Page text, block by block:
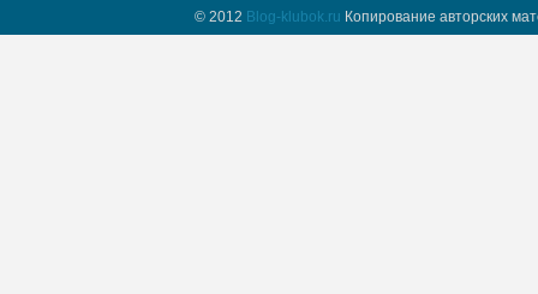
© 2012 Blog-klubok.ru Копирование авторских